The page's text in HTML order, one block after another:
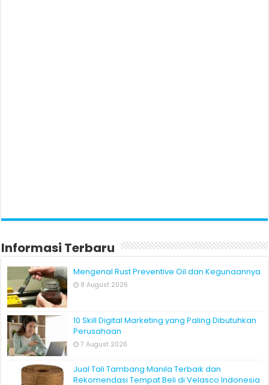
Informasi Terbaru
Mengenal Rust Preventive Oil dan Kegunaannya
8 August 2026
10 Skill Digital Marketing yang Paling Dibutuhkan
Perusahaan
7 August 2026
Jual Tali Tambang Manila Terbaik dan
Rekomendasi Tempat Beli di Velasco Indonesia